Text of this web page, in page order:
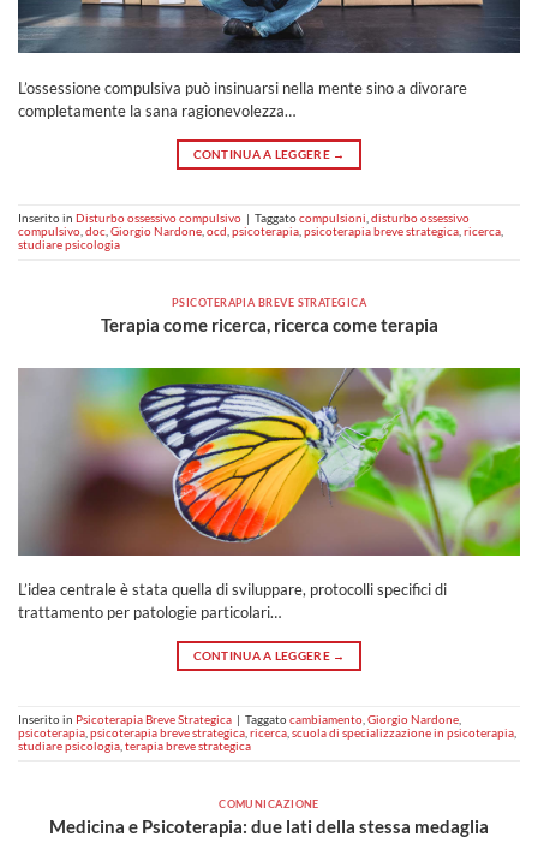
L’ossessione compulsiva può insinuarsi nella mente sino a divorare
completamente la sana ragionevolezza…
CONTINUA A LEGGERE →
Inserito in Disturbo ossessivo compulsivo | Taggatocompulsioni disturbo ossessivo
compulsivo doc Giorgio Nardone ocd psicoterapia psicoterapia breve strategica ricerca
studiare psicologia
PSICOTERAPIA BREVE STRATEGICA
Terapia come ricerca, ricerca come terapia
L’idea centrale è stata quella di sviluppare, protocolli specifici di
trattamento per patologie particolari…
CONTINUA A LEGGERE →
Inserito in Psicoterapia Breve Strategica | Taggatocambiamento Giorgio Nardone
psicoterapia psicoterapia breve strategica ricerca scuola di specializzazione in psicoterapia
studiare psicologia terapia breve strategica
COMUNICAZIONE
Medicina e Psicoterapia: due lati della stessa medaglia